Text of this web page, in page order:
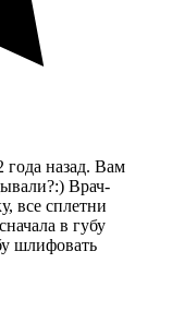
года назад. Вам
Врач-
все сплетни
в губу
шлифовать